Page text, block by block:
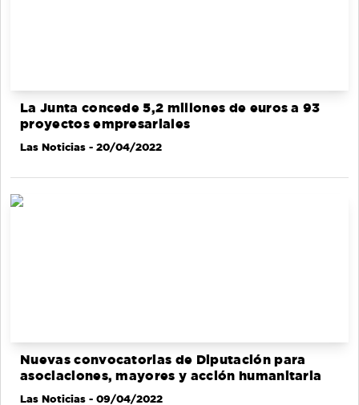
La Junta concede 5,2 millones de euros a 93
proyectos empresariales
Las Noticias - 20/04/2022
Nuevas convocatorias de Diputación para
asociaciones, mayores y acción humanitaria
Las Noticias - 09/04/2022